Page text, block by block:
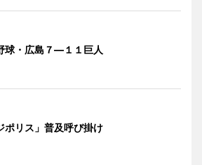
球・広島７―１１巨人
ポリス」普及呼び掛け